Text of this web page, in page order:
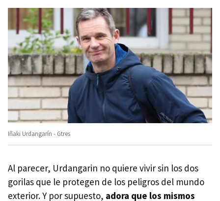
Iñaki Urdangarín - Gtres
Al parecer, Urdangarin no quiere vivir sin los dos
gorilas que le protegen de los peligros del mundo
exterior. Y por supuesto, adora que los mismos